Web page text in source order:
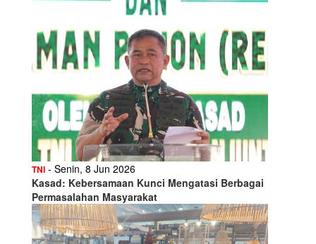
TNI - Senin, 8 Jun 2026
Kasad: Kebersamaan Kunci Mengatasi Berbagai
Permasalahan Masyarakat